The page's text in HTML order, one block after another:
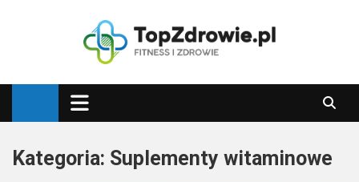
Top Zdrowie
Kategoria: Suplementy witaminowe